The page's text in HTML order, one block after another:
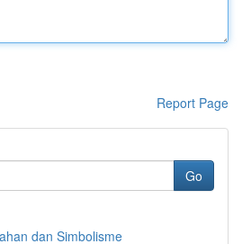
Report Page
Go
dan Simbolisme